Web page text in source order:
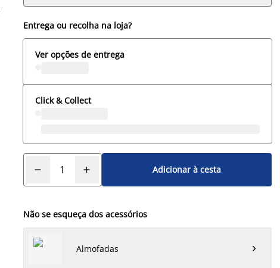
Entrega ou recolha na loja?
Ver opções de entrega
Click & Collect
Adicionar à cesta
Não se esqueça dos acessórios
Almofadas 